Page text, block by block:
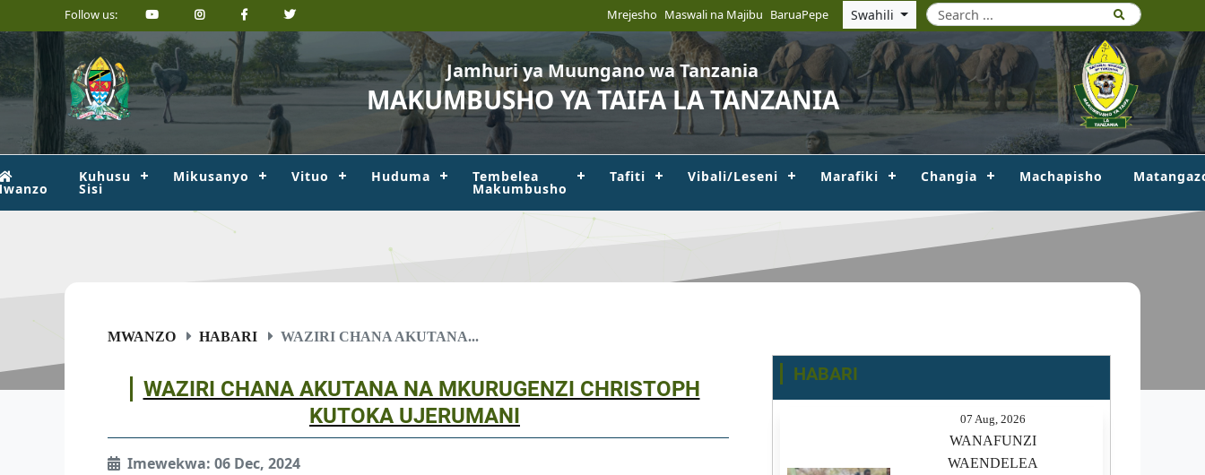
Follow us: BaruaPepe
Maswali na Majibu
Mrejesho Swahili
Jamhuri ya Muungano wa Tanzania
MAKUMBUSHO YA TAIFA LA TANZANIA
Kuhusu
Sisi
Mikusanyo Vituo Huduma Tembelea
Makumbusho
Tafiti Vibali/Leseni Marafiki Changia Machapisho
MWANZO HABARI WAZIRI CHANA AKUTANA...
WAZIRI CHANA AKUTANA NA MKURUGENZI CHRISTOPH
KUTOKA UJERUMANI
Imewekwa: 06 Dec, 2024
HABARI
07 Aug, 2026
WANAFUNZI
WAENDELEA